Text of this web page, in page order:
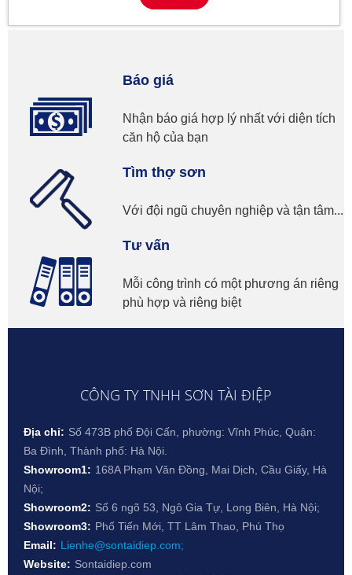
Báo giá
Nhận báo giá hợp lý nhất với diện tích
căn hộ của bạn
Tìm thợ sơn
Với đội ngũ chuyên nghiệp và tận tâm...
Tư vấn
Mỗi công trình có một phương án riêng
phù hợp và riêng biệt
CÔNG TY TNHH SƠN TÀI ĐIỆP
Địa chỉ: Số 473B phố Đội Cấn, phường: Vĩnh Phúc, Quận:
Ba Đình, Thành phố: Hà Nội.
Showroom1: 168A Phạm Văn Đồng, Mai Dịch, Cầu Giấy, Hà
Nội;
Showroom2: Số 6 ngõ 53, Ngô Gia Tự, Long Biên, Hà Nội;
Showroom3: Phố Tiến Mới, TT Lâm Thao, Phú Thọ
Email: Lienhe@sontaidiep.com;
Website: Sontaidiep.com